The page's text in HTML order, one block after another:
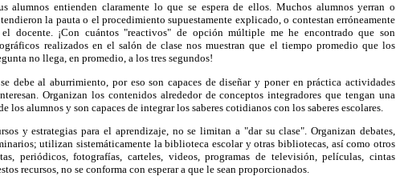
alumnos entienden claramente lo que se espera de ellos. Muchos alumnos yerran o
la pauta o el procedimiento supuestamente explicado, o contestan erróneamente
docente. ¡Con cuántos "reactivos" de opción múltiple me he encontrado que son
realizados en el salón de clase nos muestran que el tiempo promedio que los
no llega, en promedio, a los tres segundos!
debe al aburrimiento, por eso son capaces de diseñar y poner en práctica actividades
Organizan los contenidos alrededor de conceptos integradores que tengan una
alumnos y son capaces de integrar los saberes cotidianos con los saberes escolares.
y estrategias para el aprendizaje, no se limitan a "dar su clase". Organizan debates,
utilizan sistemáticamente la biblioteca escolar y otras bibliotecas, así como otros
periódicos, fotografías, carteles, videos, programas de televisión, películas, cintas
recursos, no se conforma con esperar a que le sean proporcionados.